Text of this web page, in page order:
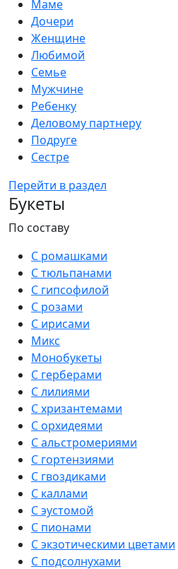
Маме
Дочери
Женщине
Любимой
Семье
Мужчине
Ребенку
Деловому партнеру
Подруге
Сестре
Перейти в раздел
Букеты
По составу
С ромашками
С тюльпанами
С гипсофилой
С розами
С ирисами
Микс
Монобукеты
С герберами
С лилиями
С хризантемами
С орхидеями
С альстромериями
С гортензиями
С гвоздиками
С каллами
С эустомой
С пионами
С экзотическими цветами
С подсолнухами